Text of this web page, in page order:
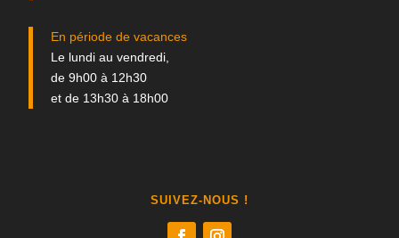
En période de vacances
Le lundi au vendredi,
de 9h00 à 12h30
et de 13h30 à 18h00
SUIVEZ-NOUS !